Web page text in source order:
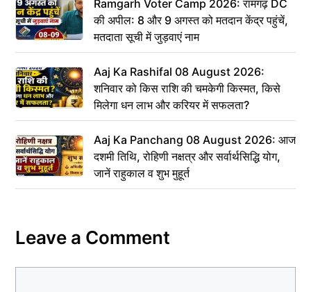
Ramgarh Voter Camp 2026: रामगढ़ DC
की अपील: 8 और 9 अगस्त को मतदान केंद्र पहुंचें,
मतदाता सूची में जुड़वाएं नाम
Aaj Ka Rashifal 08 August 2026:
शनिवार को किस राशि की चमकेगी किस्मत, किसे
मिलेगा धन लाभ और करियर में सफलता?
Aaj Ka Panchang 08 August 2026: आज
दशमी तिथि, रोहिणी नक्षत्र और सर्वार्थसिद्धि योग,
जानें राहुकाल व शुभ मुहूर्त
Leave a Comment